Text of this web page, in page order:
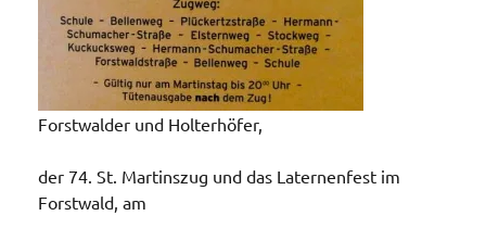
Forstwalder und Holterhöfer,
der 74. St. Martinszug und das Laternenfest im
Forstwald, am